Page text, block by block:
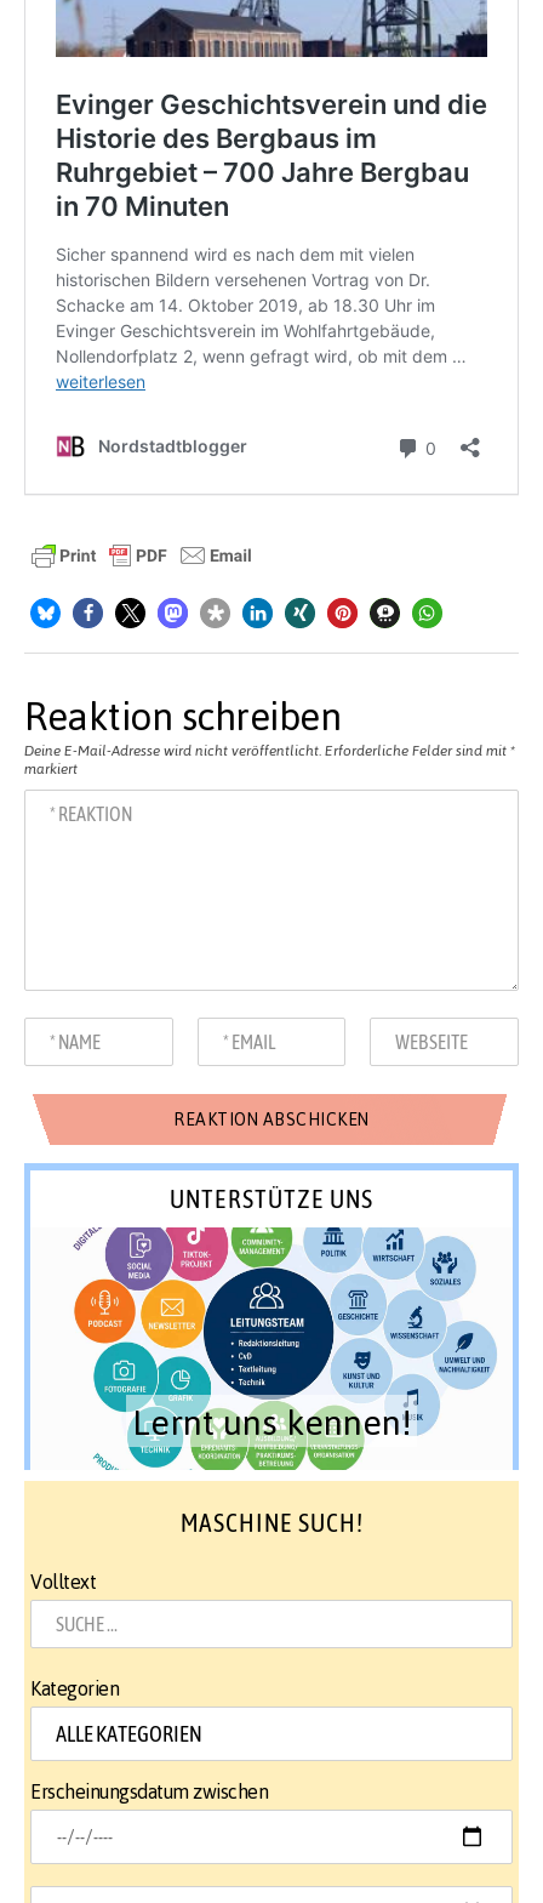
Reaktion schreiben
Deine E-Mail-Adresse wird nicht veröffentlicht. Erforderliche Felder sind mit *
markiert
UNTERSTÜTZE UNS
Lernt uns kennen!
MASCHINE SUCH!
Volltext
Kategorien
Erscheinungsdatum zwischen